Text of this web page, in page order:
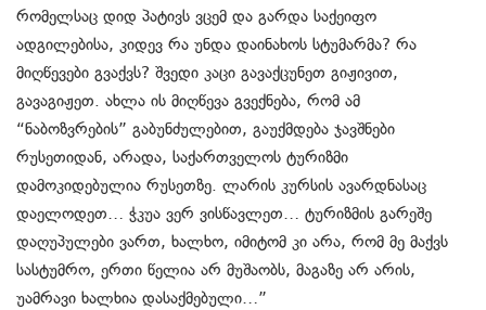
რომელსაც დიდ პატივს ვცემ და გარდა საქეიფო
ადგილებისა, კიდევ რა უნდა დაინახოს სტუმარმა? რა
მიღწევები გვაქვს? შვედი კაცი გავაქცუნეთ გიჟივით,
გავაგიჟეთ. ახლა ის მიღწევა გვექნება, რომ ამ
“ნაბოზვრების” გაბუნძულებით, გაუქმდება ჯავშნები
რუსეთიდან, არადა, საქართველოს ტურიზმი
დამოკიდებულია რუსეთზე. ლარის კურსის ავარდნასაც
დაელოდეთ… ჭკუა ვერ ვისწავლეთ… ტურიზმის გარეშე
დაღუპულები ვართ, ხალხო, იმიტომ კი არა, რომ მე მაქვს
სასტუმრო, ერთი წელია არ მუშაობს, მაგაზე არ არის,
უამრავი ხალხია დასაქმებული…”